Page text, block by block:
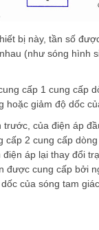
bị này, tần số
(như sóng
cấp 1 cung cấp
giảm độ dốc
của điện áp
2 cung cấp
áp lại thay đổi
cung cấp bởi
của sóng tam